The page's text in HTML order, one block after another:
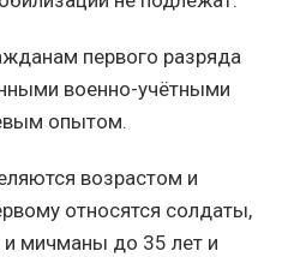
первого разряда
военно-учётными
опытом.
возрастом и
относятся солдаты,
мичманы до 35 лет и